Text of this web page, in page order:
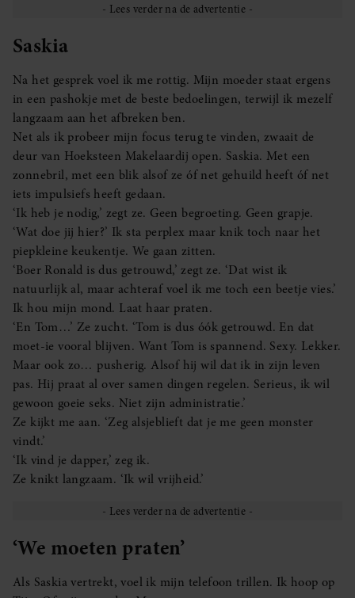
Saskia
Na het gesprek voel ik me rottig. Mijn moeder staat ergens
in een pashokje met de beste bedoelingen, terwijl ik mezelf
langzaam aan het afbreken ben.
Net als ik probeer mijn focus terug te vinden, zwaait de
deur van Hoeksteen Makelaardij open. Saskia. Met een
zonnebril, met een blik alsof ze óf net gehuild heeft óf net
iets impulsiefs heeft gedaan.
‘Ik heb je nodig,’ zegt ze. Geen begroeting. Geen grapje.
‘Wat doe jij hier?’ Ik sta perplex maar knik toch naar het
piepkleine keukentje. We gaan zitten.
‘Boer Ronald is dus getrouwd,’ zegt ze. ‘Dat wist ik
natuurlijk al, maar achteraf voel ik me toch een beetje vies.’
Ik hou mijn mond. Laat haar praten.
‘En Tom…’ Ze zucht. ‘Tom is dus óók getrouwd. En dat
moet-ie vooral blijven. Want Tom is spannend. Sexy. Lekker.
Maar ook zo… pusherig. Alsof hij wil dat ik in zijn leven
pas. Hij praat al over samen dingen regelen. Serieus, ik wil
gewoon goeie seks. Niet zijn administratie.’
Ze kijkt me aan. ‘Zeg alsjeblieft dat je me geen monster
vindt.’
‘Ik vind je dapper,’ zeg ik.
Ze knikt langzaam. ‘Ik wil vrijheid.’
‘We moeten praten’
Als Saskia vertrekt, voel ik mijn telefoon trillen. Ik hoop op